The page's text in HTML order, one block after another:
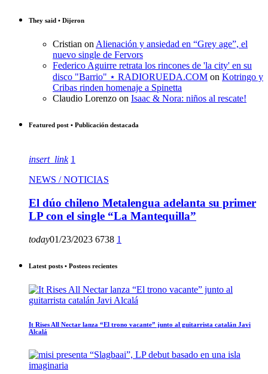
They said • Dijeron
Cristian on Alienación y ansiedad en “Grey age”, el
nuevo single de Fervors
Federico Aguirre retrata los rincones de 'la city' en su
disco "Barrio" ⋆ RADIORUEDA.COM on Kotringo y
Cribas rinden homenaje a Spinetta
Claudio Lorenzo on Isaac & Nora: niños al rescate!
Featured post • Publicación destacada
insert_link 1
NEWS / NOTICIAS
El dúo chileno Metalengua adelanta su primer
LP con el single “La Mantequilla”
today01/23/2023 6738 1
Latest posts • Posteos recientes
It Rises All Nectar lanza “El trono vacante” junto al guitarrista catalán Javi
Alcalá